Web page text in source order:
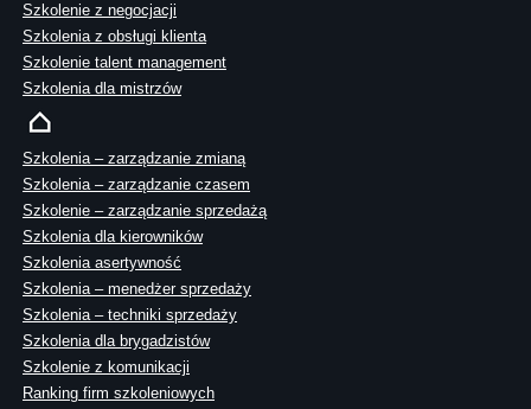
Szkolenie z negocjacji
Szkolenia z obsługi klienta
Szkolenie talent management
Szkolenia dla mistrzów
Szkolenia – zarządzanie zmianą
Szkolenia – zarządzanie czasem
Szkolenie – zarządzanie sprzedażą
Szkolenia dla kierowników
Szkolenia asertywność
Szkolenia – menedżer sprzedaży
Szkolenia – techniki sprzedaży
Szkolenia dla brygadzistów
Szkolenie z komunikacji
Ranking firm szkoleniowych